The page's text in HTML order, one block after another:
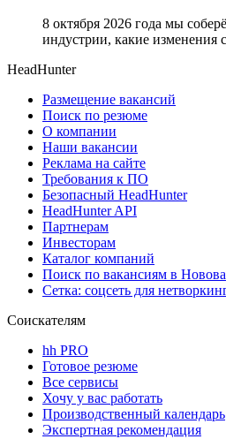
8 октября 2026 года мы
индустрии, какие
HeadHunter
Размещение вакансий
Поиск по резюме
О компании
Наши вакансии
Реклама на сайте
Требования к ПО
Безопасный HeadHunter
HeadHunter API
Партнерам
Инвесторам
Каталог компаний
Поиск по вакансиям в
Сетка: соцсеть для
Соискателям
hh PRO
Готовое резюме
Все сервисы
Хочу у вас работать
Производственный календарь
Экспертная рекомендация